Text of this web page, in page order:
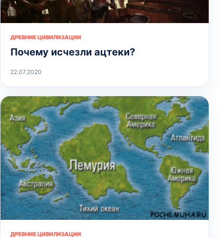
ДРЕВНИЕ ЦИВИЛИЗАЦИИ
Почему исчезли ацтеки?
22.07.2020
ДРЕВНИЕ ЦИВИЛИЗАЦИИ